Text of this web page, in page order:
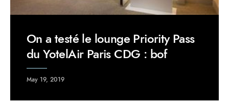
On a testé le lounge Priority Pass
du YotelAir Paris CDG : bof
May 19, 2019